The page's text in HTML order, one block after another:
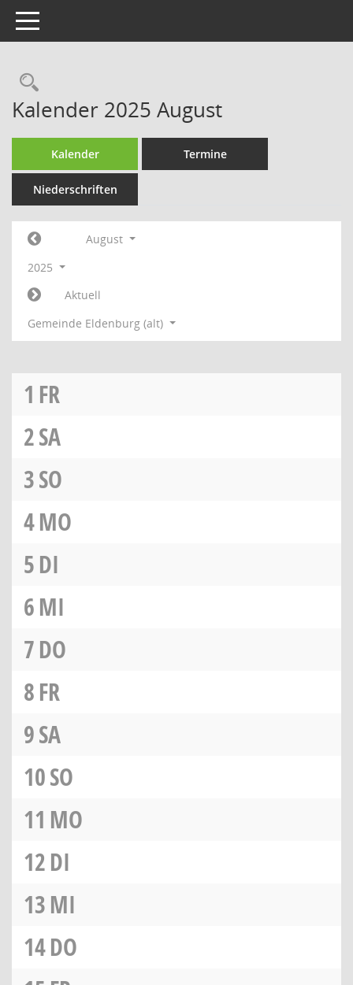
Toggle navigation
Rechercheauswahl
Kalender 2025 August
Kalender Termine
Niederschriften
August
2025
Aktuell
Gemeinde Eldenburg (alt)
1 FR
2SA
3SO
4MO
5DI
6MI
7DO
8FR
9SA
10SO
11 MO
12DI
13MI
14DO